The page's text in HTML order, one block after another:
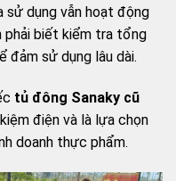
sử dụng vẫn hoạt động
phải biết kiểm tra tổng
đảm sử dụng lâu dài.
tủ đông Sanaky cũ
điện và là lựa chọn
doanh thực phẩm.